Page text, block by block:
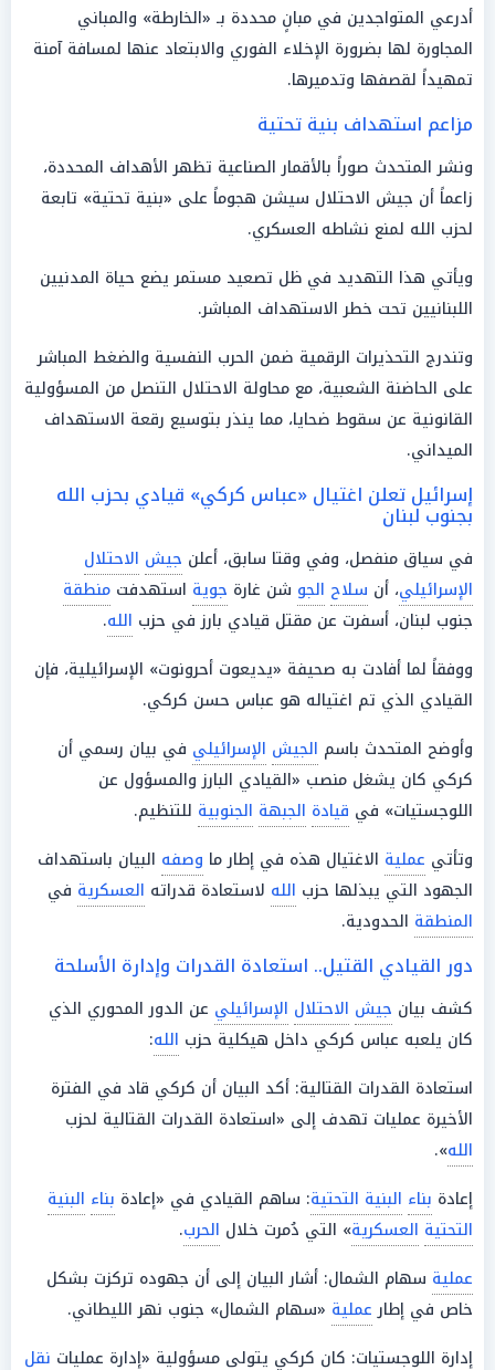
أدرعي المتواجدين في مبانٍ محددة بـ «الخارطة» والمباني
المجاورة لها بضرورة الإخلاء الفوري والابتعاد عنها لمسافة آمنة
تمهيداً لقصفها وتدميرها.
مزاعم استهداف بنية تحتية
ونشر المتحدث صوراً بالأقمار الصناعية تظهر الأهداف المحددة،
زاعماً أن جيش الاحتلال سيشن هجوماً على «بنية تحتية» تابعة
لحزب الله لمنع نشاطه العسكري.
ويأتي هذا التهديد في ظل تصعيد مستمر يضع حياة المدنيين
اللبنانيين تحت خطر الاستهداف المباشر.
وتندرج التحذيرات الرقمية ضمن الحرب النفسية والضغط المباشر
على الحاضنة الشعبية، مع محاولة الاحتلال التنصل من المسؤولية
القانونية عن سقوط ضحايا، مما ينذر بتوسيع رقعة الاستهداف
الميداني.
إسرائيل تعلن اغتيال «عباس كركي» قيادي بحزب الله
بجنوب لبنان
في سياق منفصل، وفي وقتا سابق، أعلن جيش الاحتلال
الإسرائيلي، أن سلاح الجو شن غارة جوية استهدفت منطقة
جنوب لبنان، أسفرت عن مقتل قيادي بارز في حزب الله.
ووفقاً لما أفادت به صحيفة «يديعوت أحرونوت» الإسرائيلية، فإن
القيادي الذي تم اغتياله هو عباس حسن كركي.
وأوضح المتحدث باسم الجيش الإسرائيلي في بيان رسمي أن
كركي كان يشغل منصب «القيادي البارز والمسؤول عن
اللوجستيات» في قيادة الجبهة الجنوبية للتنظيم.
وتأتي عملية الاغتيال هذه في إطار ما وصفه البيان باستهداف
الجهود التي يبذلها حزب الله لاستعادة قدراته العسكرية في
المنطقة الحدودية.
دور القيادي القتيل.. استعادة القدرات وإدارة الأسلحة
كشف بيان جيش الاحتلال الإسرائيلي عن الدور المحوري الذي
كان يلعبه عباس كركي داخل هيكلية حزب الله:
استعادة القدرات القتالية: أكد البيان أن كركي قاد في الفترة
الأخيرة عمليات تهدف إلى «استعادة القدرات القتالية لحزب
الله».
إعادة بناء البنية التحتية: ساهم القيادي في «إعادة بناء البنية
التحتية العسكرية» التي دُمرت خلال الحرب.
عملية سهام الشمال: أشار البيان إلى أن جهوده تركزت بشكل
خاص في إطارعملية «سهام الشمال» جنوب نهر الليطاني.
إدارة اللوجستيات: كان كركي يتولى مسؤولية «إدارة عمليات نقل